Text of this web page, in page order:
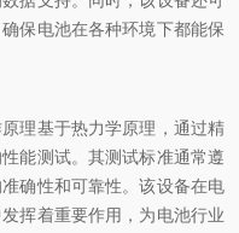
保电池在各种环境下都能保
理基于热力学原理，通过精
能测试。其测试标准通常遵
确性和可靠性。该设备在电
挥着重要作用，为电池行业